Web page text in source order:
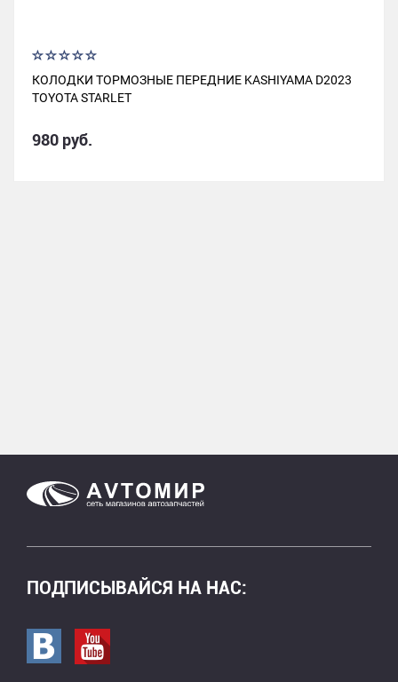
КОЛОДКИ ТОРМОЗНЫЕ ПЕРЕДНИЕ KASHIYAMA D2023
TOYOTA STARLET
980 руб.
ПОДПИСЫВАЙСЯ НА НАС:
Перейти в вк